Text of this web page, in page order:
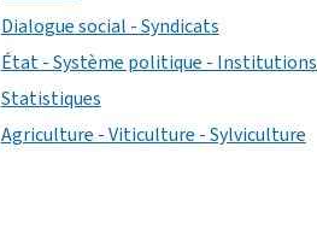
Dialogue social - Syndicats
État - Système politique - Institutions
Statistiques
Agriculture - Viticulture - Sylviculture